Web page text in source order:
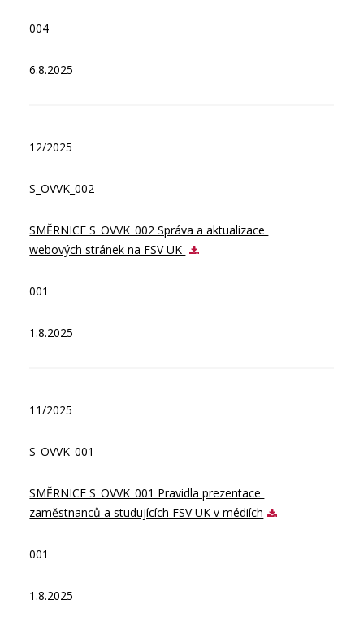
004
6.8.2025
12/2025
S_OVVK_002
SMĚRNICE S_OVVK_002 Správa a aktualizace
webových stránek na FSV UK
001
1.8.2025
11/2025
S_OVVK_001
SMĚRNICE S_OVVK_001 Pravidla prezentace
zaměstnanců a studujících FSV UK v médiích
001
1.8.2025